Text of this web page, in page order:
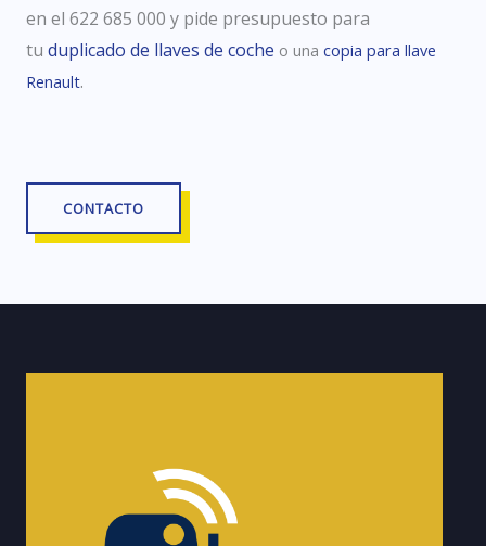
en el 622 685 000 y pide presupuesto para
tu duplicado de llaves de coche o una copia para llave
Renault.
CONTACTO